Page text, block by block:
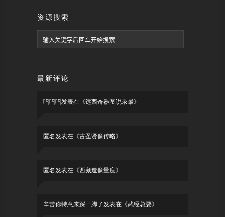
资源搜索
最新评论
呜呜呜发表在《远西奇器图说录最》
匿名发表在《古圣贤像传略》
匿名发表在《西藏造像量度》
辛苦你特意来踩一脚了发表在《武经总要》